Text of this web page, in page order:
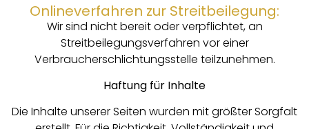
Onlineverfahren zur Streitbeilegung:
Wir sind nicht bereit oder verpflichtet, an
Streitbeilegungsverfahren vor einer
Verbraucherschlichtungsstelle teilzunehmen.
Haftung für Inhalte
Die Inhalte unserer Seiten wurden mit größter Sorgfalt